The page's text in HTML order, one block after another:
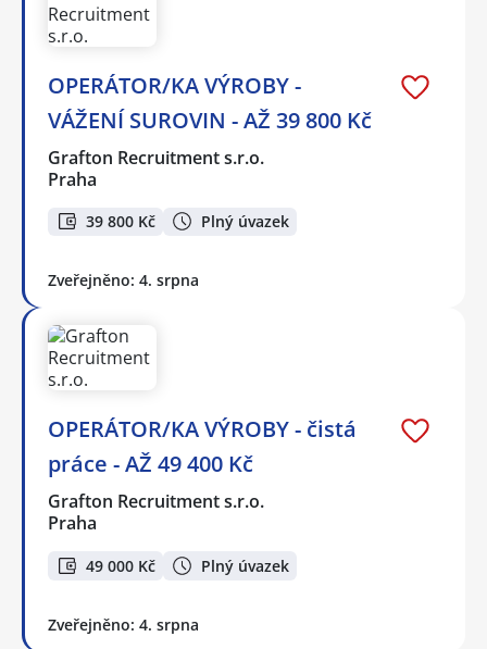
OPERÁTOR/KA VÝROBY -
VÁŽENÍ SUROVIN - AŽ 39 800 Kč
Grafton Recruitment s.r.o.
Praha
39 800 Kč Plný úvazek
Zveřejněno: 4. srpna
OPERÁTOR/KA VÝROBY - čistá
práce - AŽ 49 400 Kč
Grafton Recruitment s.r.o.
Praha
49 000 Kč Plný úvazek
Zveřejněno: 4. srpna